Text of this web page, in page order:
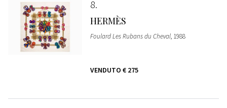
8
HERMÈS
Foulard Les Rubans du Cheval, 1988
VENDUTO € 275